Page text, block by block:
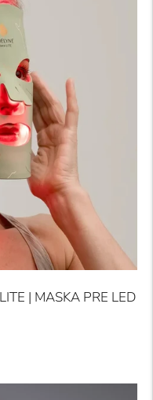
| MASKA PRE LED